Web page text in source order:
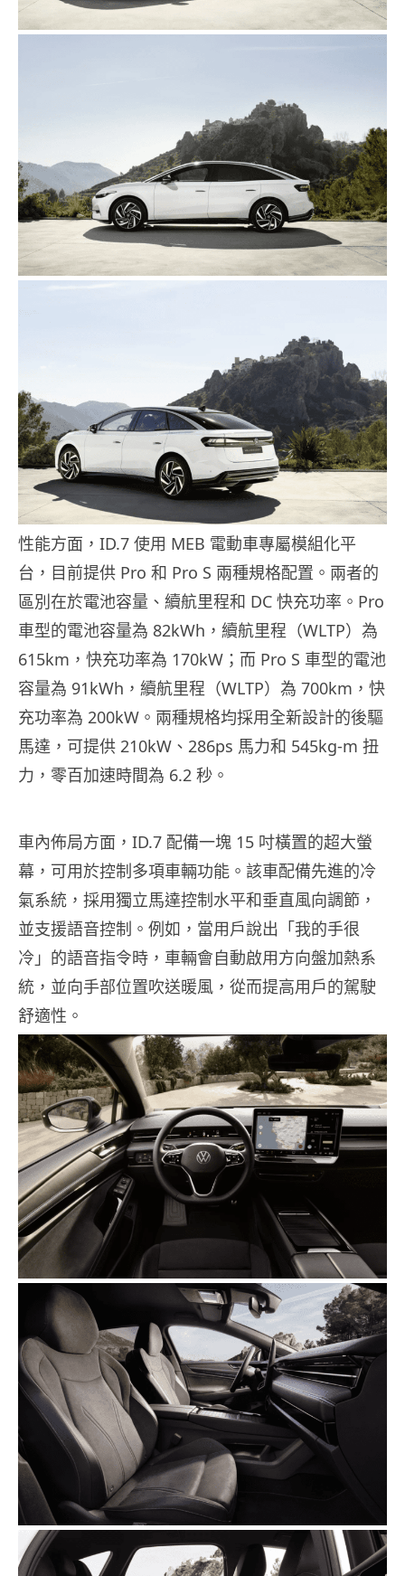
性能方面，ID.7 使用 MEB 電動車專屬模組化平
台，目前提供 Pro 和 Pro S 兩種規格配置。兩者的
區別在於電池容量、續航里程和 DC 快充功率。Pro
車型的電池容量為 82kWh，續航里程（WLTP）為
615km，快充功率為 170kW；而 Pro S 車型的電池
容量為 91kWh，續航里程（WLTP）為 700km，快
充功率為 200kW。兩種規格均採用全新設計的後驅
馬達，可提供 210kW、286ps 馬力和 545kg-m 扭
力，零百加速時間為 6.2 秒。
車內佈局方面，ID.7 配備一塊 15 吋橫置的超大螢
幕，可用於控制多項車輛功能。該車配備先進的冷
氣系統，採用獨立馬達控制水平和垂直風向調節，
並支援語音控制。例如，當用戶說出「我的手很
冷」的語音指令時，車輛會自動啟用方向盤加熱系
統，並向手部位置吹送暖風，從而提高用戶的駕駛
舒適性。